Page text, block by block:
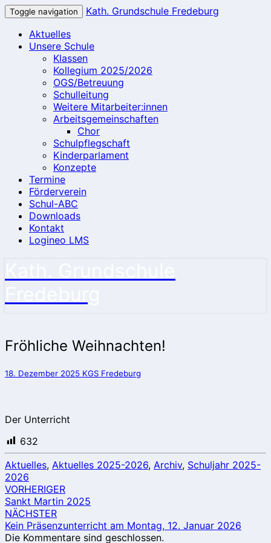
Toggle navigation
Kath. Grundschule Fredeburg
Aktuelles
Unsere Schule
Klassen
Kollegium 2025/2026
OGS/Betreuung
Schulleitung
Weitere Mitarbeiter:innen
Arbeitsgemeinschaften
Chor
Schulpflegschaft
Kinderparlament
Konzepte
Termine
Förderverein
Schul-ABC
Downloads
Kontakt
Logineo LMS
Fröhliche
Weihnachten!
Fröhliche Weihnachten!
18. Dezember 2025 KGS Fredeburg
Der Unterricht
632
Aktuelles, Aktuelles 2025-2026, Archiv, Schuljahr 2025-
2026
Beitragsnavigation
VORHERIGER
Sankt Martin 2025
NÄCHSTER
Kein Präsenzunterricht am Montag, 12. Januar 2026
Die Kommentare sind geschlossen.